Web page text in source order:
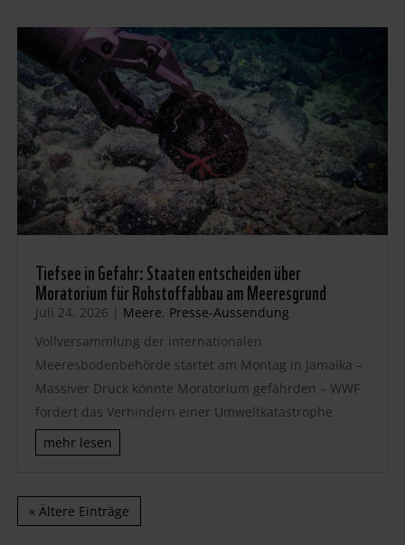
Tiefsee in Gefahr: Staaten entscheiden über
Moratorium für Rohstoffabbau am Meeresgrund
Juli 24, 2026 | Meere, Presse-Aussendung
Vollversammlung der internationalen
Meeresbodenbehörde startet am Montag in Jamaika –
Massiver Druck könnte Moratorium gefährden – WWF
fordert das Verhindern einer Umweltkatastrophe
mehr lesen
« Ältere Einträge